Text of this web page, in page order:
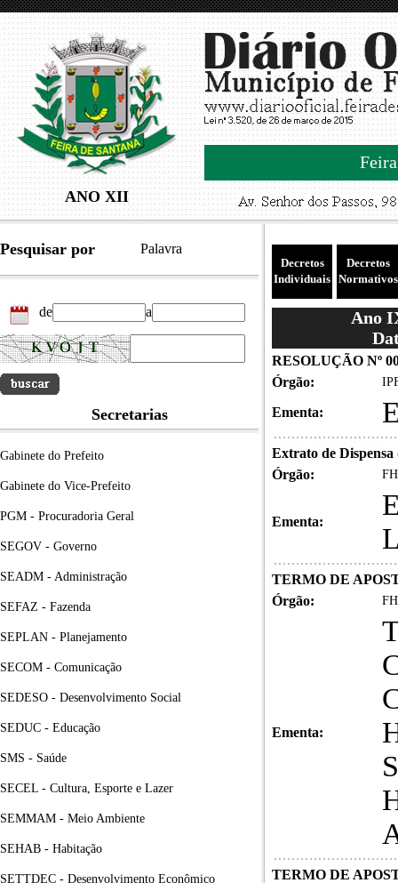
ANO XII
Pesquisar por Palavra
de a
Secretarias
Gabinete do Prefeito
Gabinete do Vice-Prefeito
PGM - Procuradoria Geral
SEGOV - Governo
SEADM - Administração
SEFAZ - Fazenda
SEPLAN - Planejamento
SECOM - Comunicação
SEDESO - Desenvolvimento Social
SEDUC - Educação
SMS - Saúde
SECEL - Cultura, Esporte e Lazer
SEMMAM - Meio Ambiente
SEHAB - Habitação
SETTDEC - Desenvolvimento Econômico
Decretos
Individuais
Decretos
Normativos
Ano
RESOLUÇÃO Nº
Órgão:
Ementa:
Extrato de Dispensa
Órgão:
Ementa:
TERMO DE
Órgão:
Ementa:
TERMO DE